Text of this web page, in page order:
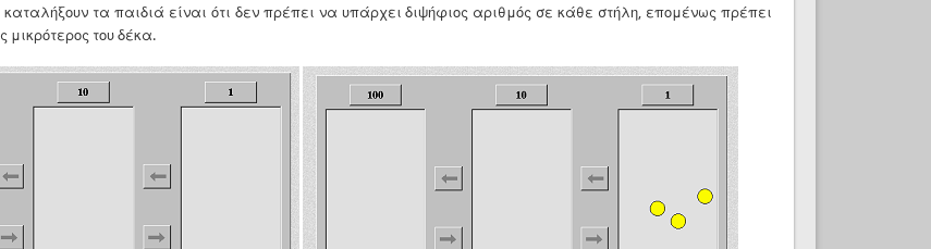
καταλήξουν τα παιδιά είναι ότι δεν πρέπει να υπάρχει διψήφιος αριθμός σε κάθε στήλη, επομένως πρέπει
μικρότερος του δέκα.